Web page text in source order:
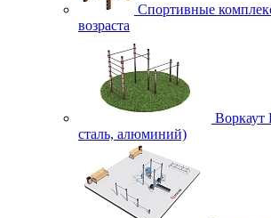
Спортивные
возраста
Воркаут
сталь, алюминий)